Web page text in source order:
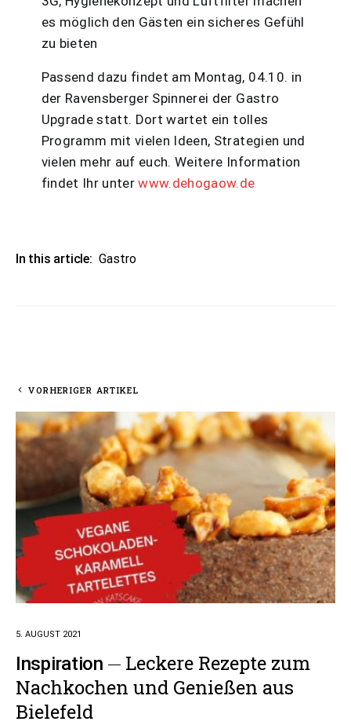
es möglich den Gästen ein sicheres Gefühl
zu bieten
Passend dazu findet am Montag, 04.10. in
der Ravensberger Spinnerei der Gastro
Upgrade statt. Dort wartet ein tolles
Programm mit vielen Ideen, Strategien und
vielen mehr auf euch. Weitere Information
findet Ihr unterwww.dehogaow.de
In this article: Gastro
VORHERIGER ARTIKEL
5. AUGUST 2021
Inspiration
Leckere Rezepte zum
Nachkochen und Genießen aus
Bielefeld